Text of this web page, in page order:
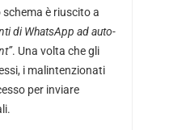
è riuscito a
di WhatsApp ad auto-
. Una volta che gli
i malintenzionati
per inviare